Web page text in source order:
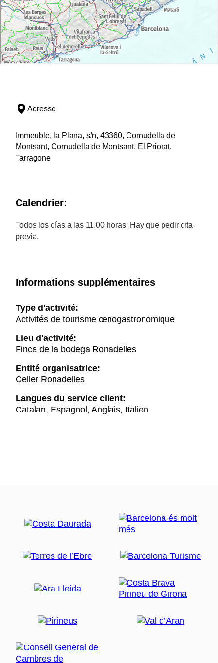
Adresse
Immeuble, la Plana, s/n, 43360, Cornudella de
Montsant, Cornudella de Montsant, El Priorat,
Tarragone
Calendrier:
Todos los días a las 11.00 horas. Hay que pedir cita
previa.
Informations supplémentaires
Type d'activité:
Activités de tourisme œnogastronomique
Lieu d'activité:
Finca de la bodega Ronadelles
Entité organisatrice:
Celler Ronadelles
Langues du service client:
Catalan, Espagnol, Anglais, Italien